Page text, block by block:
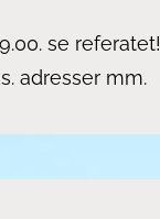
se referatet!
adresser mm.